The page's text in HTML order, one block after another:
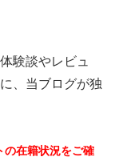
験談やレビュ
、当ブログが独
在籍状況をご確